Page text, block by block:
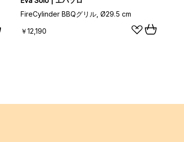
FireCylinder BBQグリル, Ø29.5 cm
￥12,190